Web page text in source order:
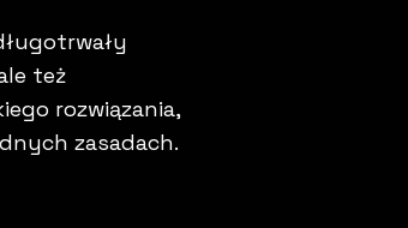
też
rozwiązania,
zasadach.